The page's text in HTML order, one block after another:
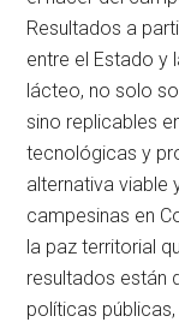
Resultados a
entre el Estado y
lácteo, no solo
sino replicables
tecnológicas y
alternativa viable
campesinas en
la paz territorial
resultados están
políticas